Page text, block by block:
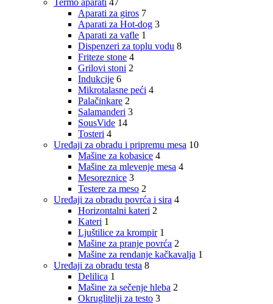
Aparati za giros 7
Aparati za Hot-dog 3
Aparati za vafle 1
Dispenzeri za toplu vodu 8
Friteze stone 4
Grilovi stoni 2
Indukcije 6
Mikrotalasne peći 4
Palačinkare 2
Salamanderi 3
SousVide 14
Tosteri 4
Uređaji za obradu i pripremu mesa 10
Mašine za kobasice 4
Mašine za mlevenje mesa 4
Mesoreznice 3
Testere za meso 2
Uređaji za obradu povrća i sira 4
Horizontalni kateri 2
Kateri 1
Ljuštilice za krompir 1
Mašine za pranje povrća 2
Mašine za rendanje kačkavalja 1
Uređaji za obradu testa 8
Delilica 1
Mašine za sečenje hleba 2
Okruglitelji za testo 3